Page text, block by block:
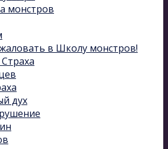
монстров
в Школу монстров!
дух